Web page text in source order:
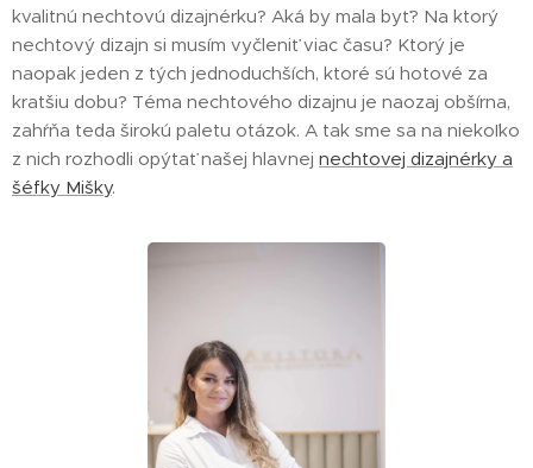
kvalitnú nechtovú dizajnérku? Aká by mala byť? Na ktorý
nechtový dizajn si musím vyčleniť viac času? Ktorý je
naopak jeden z tých jednoduchších, ktoré sú hotové za
kratšiu dobu? Téma nechtového dizajnu je naozaj obšírna,
zahŕňa teda širokú paletu otázok. A tak sme sa na niekoľko
z nich rozhodli opýtať našej hlavnej nechtovej dizajnérky a
šéfky Mišky.